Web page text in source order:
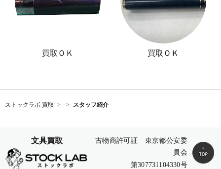
買取ＯＫ 買取ＯＫ
ストックラボ 買取 スタッフ紹介
文具買取 古物商許可証 東京都公安委
員会
第307731104330号